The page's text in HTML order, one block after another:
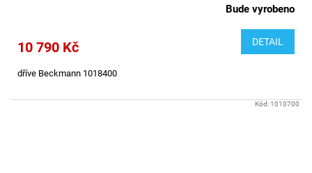
Bude vyrobeno
10 790 Kč DETAIL
dříve Beckmann 1018400
Kód: 1010700